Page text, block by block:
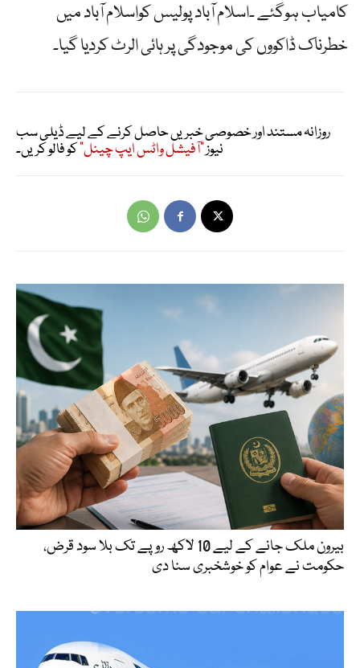
کامیاب ہوگئے ۔اسلام آباد پولیس کواسلام آباد میں
خطرناک ڈاکووں کی موجودگی پر ہائی الرٹ کردیا گیا۔
روزانہ مستند اور خصوصی خبریں حاصل کرنے کے لیے ڈیلی سب
نیوز"آفیشل واٹس ایپ چینل"کو فالو کریں۔
بیرون ملک جانے کے لیے 10 لاکھ روپے تک بلا سود قرض،
حکومت نے عوام کو خوشخبری سنا دی